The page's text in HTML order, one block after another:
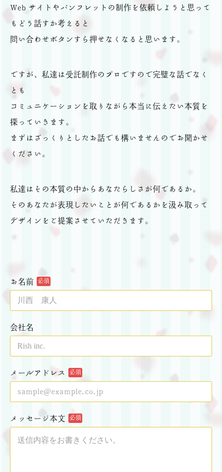
Web サイトやパンフレットの制作を依頼しようと思って
もどう話すか考えると
問い合わせボタンすら押せなくなると思います。
ですが、私達は受託制作のプロですので完璧な話でなく
とも
コミュニケーションを取りながら本当に伝えたい本質を
探っていきます。
まずはざっくりとしたお話でも構いませんのでお聞かせ
ください。
私達はその本質の中からあなたらしさが何であるか。
そのあなたが表現したいことが何であるかを汲み取って
デザインをご提案させていただきます。
お名前 必須
会社名
メールアドレス 必須
メッセージ本文 必須